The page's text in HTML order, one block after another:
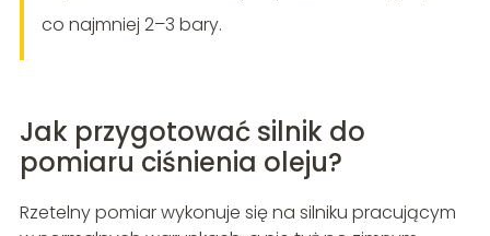
co najmniej 2–3 bary.
Jak przygotować silnik do
pomiaru ciśnienia oleju?
Rzetelny pomiar wykonuje się na silniku pracującym